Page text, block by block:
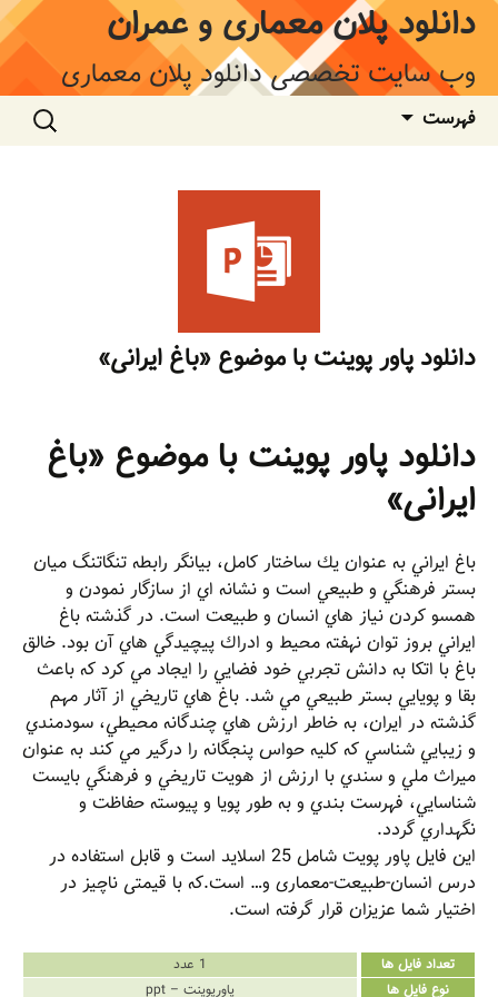
رفتن
نوشته‌ها
دانلود پلان معماری و عمران
وب سایت تخصصی دانلود پلان معماری
فهرست
جستجو
برای:
دانلود پاور پوینت با موضوع «باغ ایرانی»
دانلود پاور پوینت با موضوع «باغ
ایرانی»
باغ ايراني به عنوان يك ساختار كامل، بيانگر رابطه تنگاتنگ ميان
بستر فرهنگي و طبيعي است و نشانه اي از سازگار نمودن و
همسو كردن نياز هاي انسان و طبيعت است. در گذشته باغ
ايراني بروز توان نهفته محيط و ادراك پيچيدگي هاي آن بود. خالق
باغ با اتكا به دانش تجربي خود فضايي را ايجاد مي كرد كه باعث
بقا و پويايي بستر طبيعي مي شد. باغ هاي تاريخي از آثار مهم
گذشته در ايران، به خاطر ارزش هاي چندگانه محيطي، سودمندي
و زيبايي شناسي كه كليه حواس پنجگانه را درگير مي كند به عنوان
ميراث ملي و سندي با ارزش از هويت تاريخي و فرهنگي بايست
شناسايي، فهرست بندي و به طور پويا و پيوسته حفاظت و
نگهداري گردد.
این فایل پاور پویت شامل 25 اسلاید است و قابل استفاده در
درس انسان-طبیعت-معماری و… است.که با قیمتی ناچیز در
اختیار شما عزیزان قرار گرفته است.
تعداد فایل ها
1 عدد
نوع فایل ها
پاورپوینت – ppt